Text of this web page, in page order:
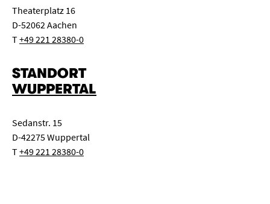
Theaterplatz 16
D-52062 Aachen
T+49 221 28380-0
STANDORT
WUPPERTAL
Sedanstr. 15
D-42275 Wuppertal
T+49 221 28380-0